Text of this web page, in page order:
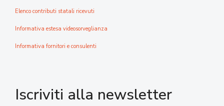
Elenco contributi statali ricevuti
Informativa estesa videosorveglianza
Informativa fornitori e consulenti
Iscriviti alla newsletter